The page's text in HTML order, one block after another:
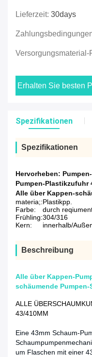
Lieferzeit: 30days
Versorgungsmaterial-
Erhalten Sie besten
Spezifikationen
Spezifikationen
Hervorheben:
Pumpen-Plastikzufuhr
Alle über Kappen-
materia;:Plastikpp.
Farbe:
durch
Frühling:304/316
Kern:
innerhalb/
Beschreibung
Alle über Kappen-
schäumende Pumpen-
ALLE
43/410MM
Eine 43mm Schaum-
um Flaschen mit einer